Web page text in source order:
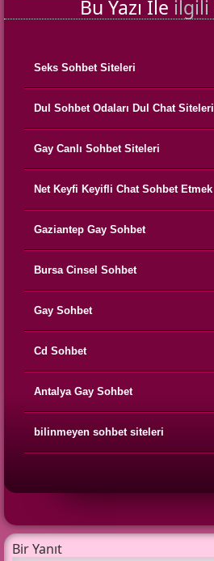
Bu Yazı İle ilgili
Seks Sohbet Siteleri
Dul Sohbet Odaları Dul Chat Siteleri
Gay Canlı Sohbet Siteleri
Net Keyfi Keyifli Chat Sohbet Etmek
Gaziantep Gay Sohbet
Bursa Cinsel Sohbet
Gay Sohbet
Cd Sohbet
Antalya Gay Sohbet
bilinmeyen sohbet siteleri
Bir Yanıt